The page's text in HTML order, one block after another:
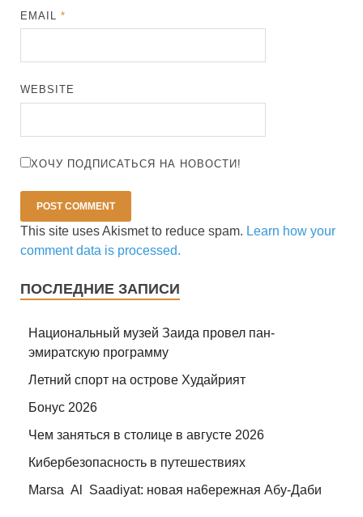
EMAIL*
WEBSITE
ХОЧУ ПОДПИСАТЬСЯ НА НОВОСТИ!
This site uses Akismet to reduce spam. Learn how your
comment data is processed.
ПОСЛЕДНИЕ ЗАПИСИ
Национальный музей Заида провел пан-
эмиратскую программу
Летний спорт на острове Худайрият
Бонус 2026
Чем заняться в столице в августе 2026
Кибербезопасность в путешествиях
Marsa Al Saadiyat: новая на6ережная Абу-Даби